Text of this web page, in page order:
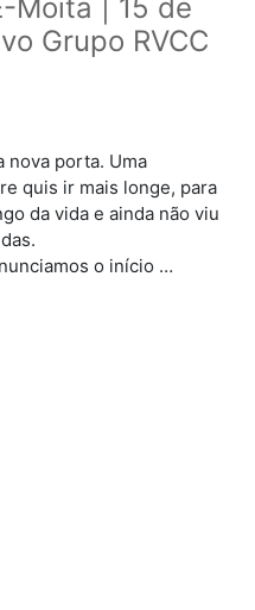
Moita | 15 de
Grupo RVCC
nova porta. Uma
quis ir mais longe, para
da vida e ainda não viu
o início …